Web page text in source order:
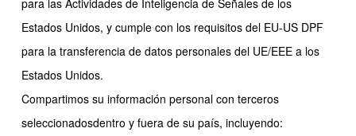
para las Actividades de Inteligencia de Señales de los
Estados Unidos, y cumple con los requisitos del EU-US DPF
para la transferencia de datos personales del UE/EEE a los
Estados Unidos.
Compartimos su información personal con terceros
seleccionadosdentro y fuera de su país, incluyendo: